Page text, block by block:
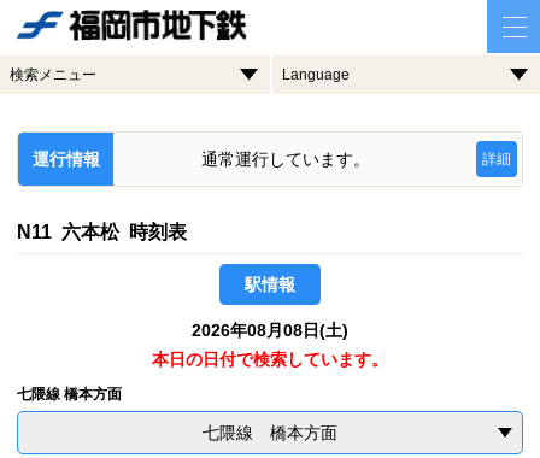
検索メニュー Language
運行情報 通常運行しています。 詳細
N11 六本松 時刻表
駅情報
2026年08月08日(土)
本日の日付で検索しています。
七隈線 橋本方面
七隈線 橋本方面